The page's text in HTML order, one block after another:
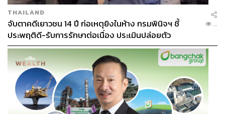
THAILAND
จับตาคดีเยาวชน 14 ปี ก่อเหตุยิงในห้าง กรมพินิจฯ ชี้
ประพฤติดี-รับการรักษาต่อเนื่อง ประเมินปล่อยตัว
...